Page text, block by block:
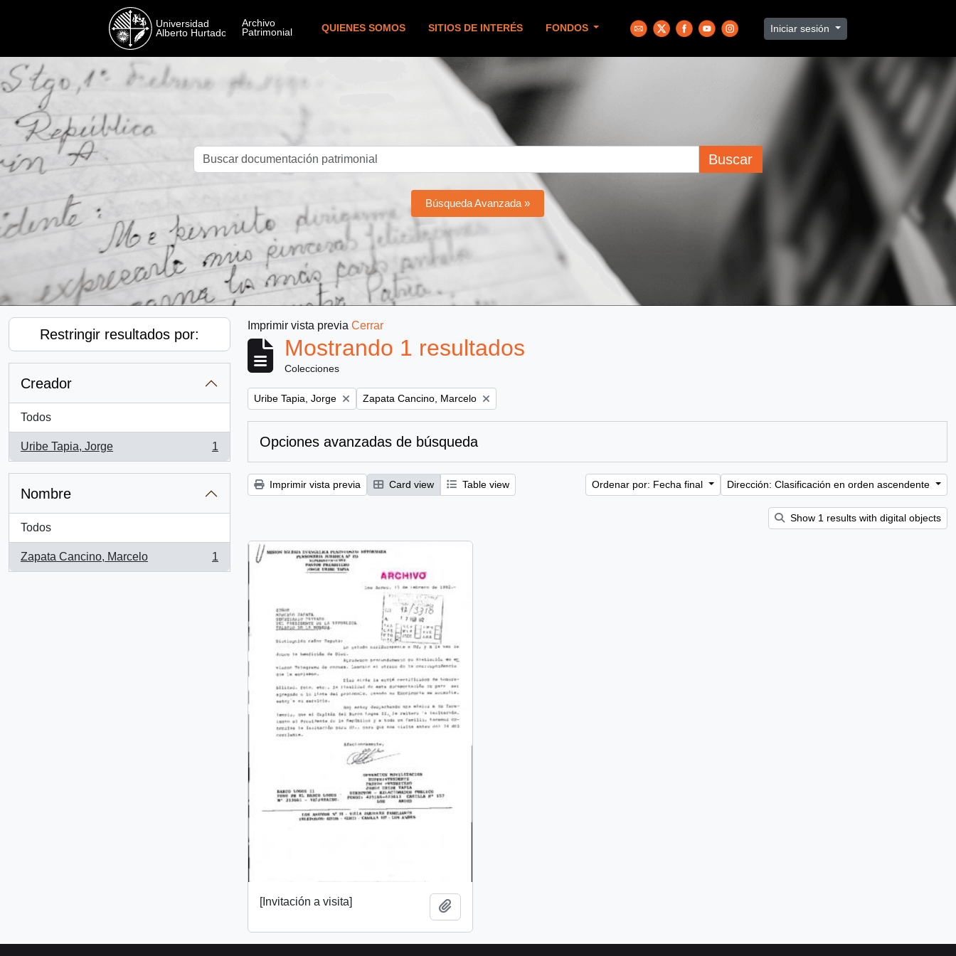
QUIENES SOMOS SITIOS DE INTERÉS FONDOS Iniciar sesión
Buscar
Búsqueda Avanzada »
Restringir resultados por:
Creador
Todos
Uribe Tapia, Jorge
, 1 resultados
1
Nombre
Todos
Zapata Cancino, Marcelo
, 1 resultados
1
Imprimir vista previa Cerrar
Mostrando 1 resultados
Colecciones
Remove filter:
Uribe Tapia, Jorge Remove filter:
Zapata Cancino, Marcelo
Opciones avanzadas de búsqueda
Imprimir vista previa Card view Table view Ordenar por: Fecha final Dirección: Clasificación en orden ascendente
Show 1 results with digital objects
[Invitación a visita]